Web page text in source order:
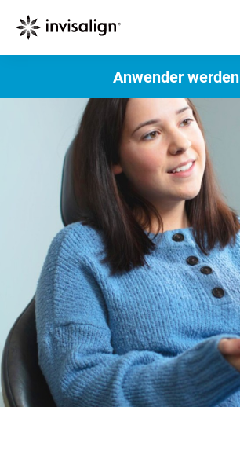
Anwender werden